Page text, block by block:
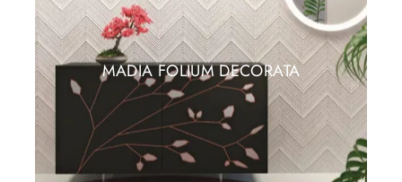
MADIA FOLIUM DECORATA